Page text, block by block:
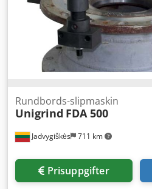
slipmaskiner av alla slag
för frågor. Q U O T A T I O N Vi
M A N N (Tyskland) Hydraulisk
planslipmaskin med två
arbetsstyckesfastspänning
Jadvygiškės 711 km
Rundbords-slipmaskin
Unigrind FDA 500
Prisuppgifter